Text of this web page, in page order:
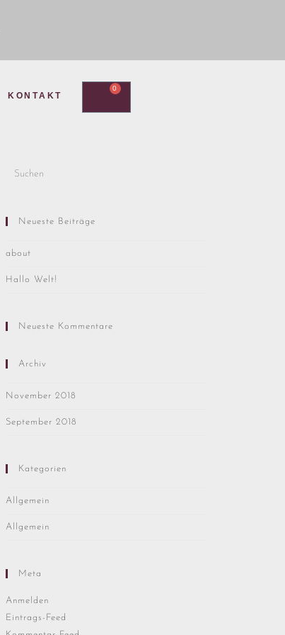
KONTAKT
0
Neueste Beiträge
about
Hallo Welt!
Neueste Kommentare
Archiv
November 2018
September 2018
Kategorien
Allgemein
Allgemein
Meta
Anmelden
Eintrags-Feed